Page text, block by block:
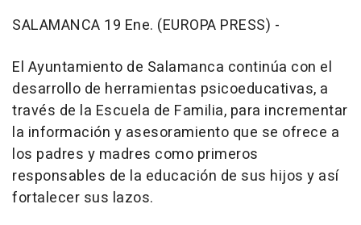
SALAMANCA 19 Ene. (EUROPA PRESS) -
El Ayuntamiento de Salamanca continúa con el
desarrollo de herramientas psicoeducativas, a
través de la Escuela de Familia, para incrementar
la información y asesoramiento que se ofrece a
los padres y madres como primeros
responsables de la educación de sus hijos y así
fortalecer sus lazos.